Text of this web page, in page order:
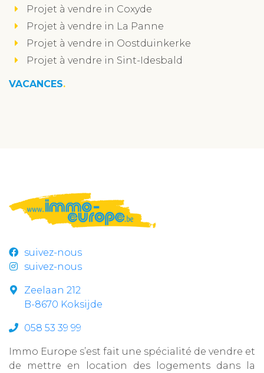
Projet à vendre in Coxyde
Projet à vendre in La Panne
Projet à vendre in Oostduinkerke
Projet à vendre in Sint-Idesbald
VACANCES
suivez-nous
suivez-nous
Zeelaan 212
B-8670 Koksijde
058 53 39 99
Immo Europe s’est fait une spécialité de vendre et
de mettre en location des logements dans la